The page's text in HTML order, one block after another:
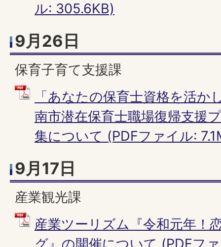
ル: 305.6KB)
9月26日
保育子育て支援課
「あなたの保育士資格を活か
南市潜在保育士職場復帰支援
集について (PDFファイル:
9月17日
産業観光課
産業ツーリズム『令和元年！